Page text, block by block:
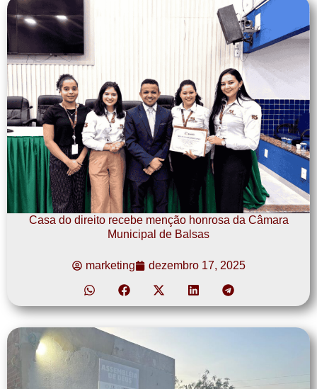
Casa do direito recebe menção honrosa da Câmara
Municipal de Balsas
marketing dezembro 17, 2025